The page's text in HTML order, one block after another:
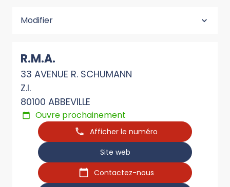
Modifier
R.M.A.
33 AVENUE R. SCHUMANN
Z.I.
80100 ABBEVILLE
Ouvre prochainement
Afficher le numéro
Site web
Contactez-nous